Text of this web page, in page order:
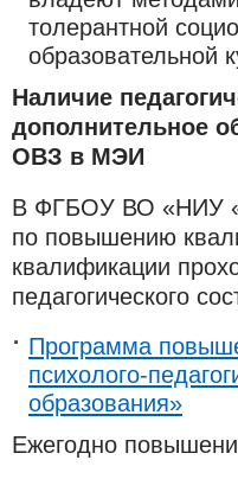
толерантной
образовательной
Наличие
дополнительное
ОВЗ в МЭИ
В ФГБОУ ВО «НИУ
по повышению
квалификации
педагогического
Программа
психолого-
образования»
Ежегодно